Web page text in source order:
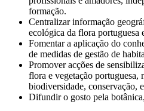
formação.
Centralizar informação
ecológica da flora portuguesa
Fomentar a aplicação do
de medidas de gestão de
Promover acções de
flora e vegetação portuguesa,
biodiversidade, conservação,
Difundir o gosto pela